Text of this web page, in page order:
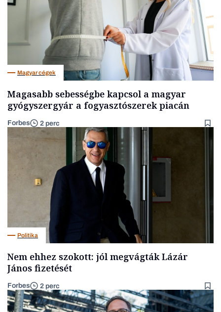
Magyar cégek
Magasabb sebességbe kapcsol a magyar
gyógyszergyár a fogyasztószerek piacán
Forbes 2 perc
Politika
Nem ehhez szokott: jól megvágták Lázár
János fizetését
Forbes 2 perc